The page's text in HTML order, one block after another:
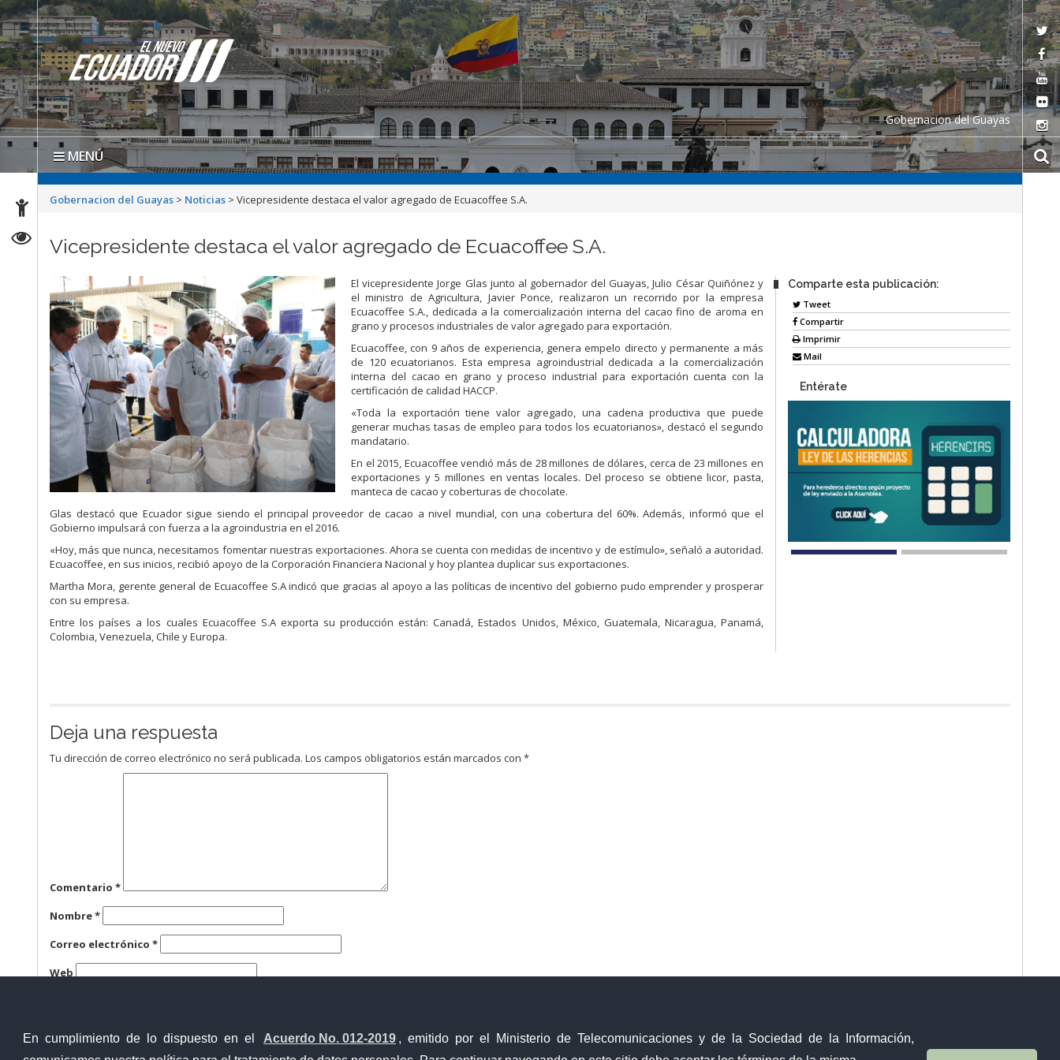
En cumplimiento de lo dispuesto en el Acuerdo No. 012-2019 , emitido por el Ministerio de Telecomunicaciones y de la Sociedad de la Información,
Gobernacion del Guayas
MENÚ
Gobernacion del Guayas > Noticias >Vicepresidente destaca el valor agregado de Ecuacoffee S.A.
Vicepresidente destaca el valor agregado de Ecuacoffee S.A.
El vicepresidente Jorge Glas junto al gobernador del Guayas, Julio César Quiñónez y
el ministro de Agricultura, Javier Ponce, realizaron un recorrido por la empresa
Ecuacoffee S.A., dedicada a la comercialización interna del cacao fino de aroma en
grano y procesos industriales de valor agregado para exportación.
Ecuacoffee, con 9 años de experiencia, genera empelo directo y permanente a más
de 120 ecuatorianos. Esta empresa agroindustrial dedicada a la comercialización
interna del cacao en grano y proceso industrial para exportación cuenta con la
certificación de calidad HACCP.
«Toda la exportación tiene valor agregado, una cadena productiva que puede
generar muchas tasas de empleo para todos los ecuatorianos», destacó el segundo
mandatario.
En el 2015, Ecuacoffee vendió más de 28 millones de dólares, cerca de 23 millones en
exportaciones y 5 millones en ventas locales. Del proceso se obtiene licor, pasta,
manteca de cacao y coberturas de chocolate.
Glas destacó que Ecuador sigue siendo el principal proveedor de cacao a nivel mundial, con una cobertura del 60%. Además, informó que el
Gobierno impulsará con fuerza a la agroindustria en el 2016.
«Hoy, más que nunca, necesitamos fomentar nuestras exportaciones. Ahora se cuenta con medidas de incentivo y de estímulo», señaló a autoridad.
Ecuacoffee, en sus inicios, recibió apoyo de la Corporación Financiera Nacional y hoy plantea duplicar sus exportaciones.
Martha Mora, gerente general de Ecuacoffee S.A indicó que gracias al apoyo a las políticas de incentivo del gobierno pudo emprender y prosperar
con su empresa.
Entre los países a los cuales Ecuacoffee S.A exporta su producción están: Canadá, Estados Unidos, México, Guatemala, Nicaragua, Panamá,
Colombia, Venezuela, Chile y Europa.
Comparte esta publicación:
Tweet
Compartir
Imprimir
Mail
Entérate
Deja una respuesta
Tu dirección de correo electrónico no será publicada. Los campos obligatorios están marcados con*
Comentario*
Nombre*
Correo electrónico*
Web